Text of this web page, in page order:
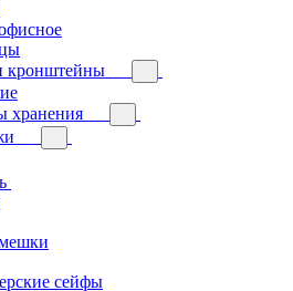
кронштейны
хранения
сейфы